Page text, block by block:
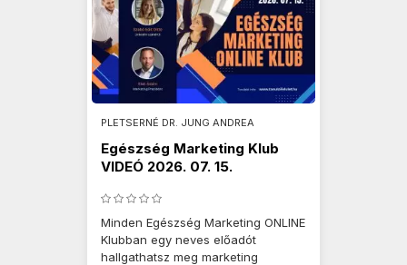
PLETSERNÉ DR. JUNG ANDREA
Egészség Marketing Klub
VIDEÓ 2026. 07. 15.
Minden Egészség Marketing ONLINE
Klubban egy neves előadót
hallgathatsz meg marketing